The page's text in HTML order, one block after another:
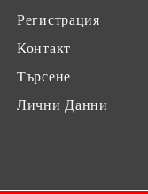
Регистрация
Контакт
Търсене
Лични Данни